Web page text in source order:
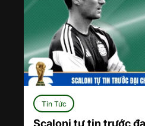
Tin Tức
Scaloni tự tin trước